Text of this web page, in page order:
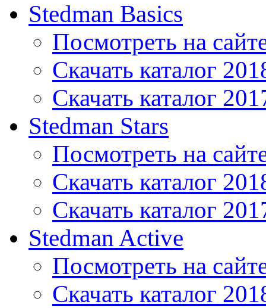
Stedman Basics
Посмотреть на
Скачать каталог
Скачать каталог
Stedman Stars
Посмотреть на
Скачать каталог
Скачать каталог
Stedman Active
Посмотреть на
Скачать каталог